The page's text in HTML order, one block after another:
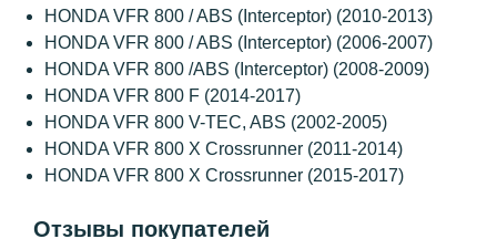
HONDA VFR 800 / ABS (Interceptor) (2010-2013)
HONDA VFR 800 / ABS (Interceptor) (2006-2007)
HONDA VFR 800 /ABS (Interceptor) (2008-2009)
HONDA VFR 800 F (2014-2017)
HONDA VFR 800 V-TEC, ABS (2002-2005)
HONDA VFR 800 X Crossrunner (2011-2014)
HONDA VFR 800 X Crossrunner (2015-2017)
Отзывы покупателей